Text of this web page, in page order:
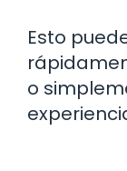
Esto
o